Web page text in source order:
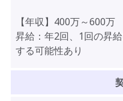
【年収】400万～600万
昇給：年2回、1回の昇
する可能性あり